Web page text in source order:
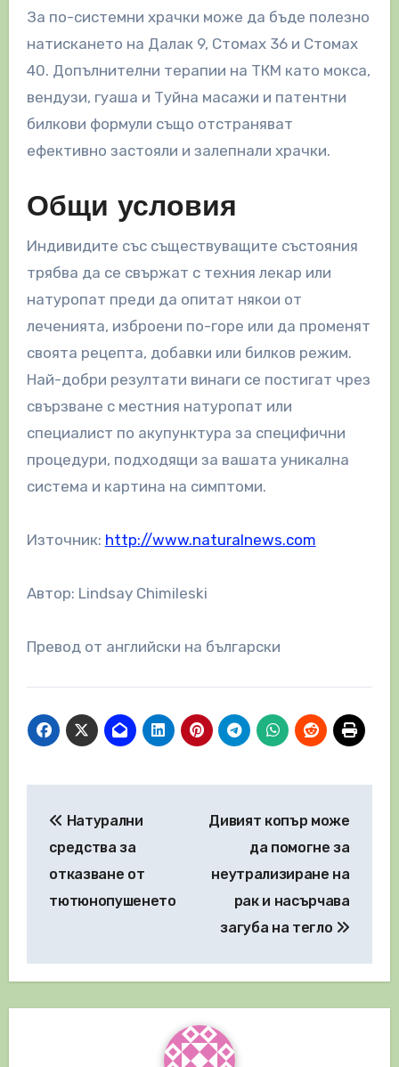
За по-системни храчки може да бъде полезно
натискането на Далак 9, Стомах 36 и Стомах
40. Допълнителни терапии на ТКМ като мокса,
вендузи, гуаша и Туйна масажи и патентни
билкови формули също отстраняват
ефективно застояли и залепнали храчки.
Общи условия
Индивидите със съществуващите състояния
трябва да се свържат с техния лекар или
натуропат преди да опитат някои от
леченията, изброени по-горе или да променят
своята рецепта, добавки или билков режим.
Най-добри резултати винаги се постигат чрез
свързване с местния натуропат или
специалист по акупунктура за специфични
процедури, подходящи за вашата уникална
система и картина на симптоми.
Източник: http://www.naturalnews.com
Автор: Lindsay Chimileski
Превод от английски на български
Натурални
средства за
отказване от
тютюнопушенето
Дивият копър може
да помогне за
неутрализиране на
рак и насърчава
загуба на тегло